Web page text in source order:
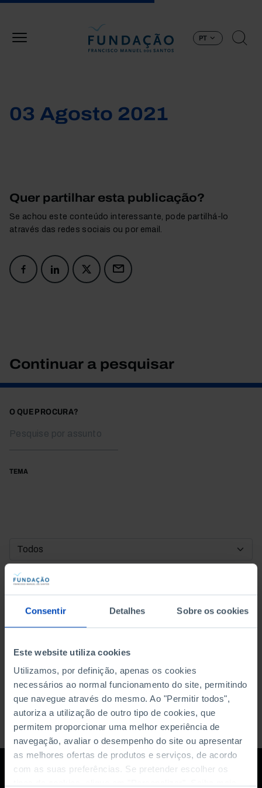
Consentir Detalhes Sobre os cookies
Este website utiliza cookies
Utilizamos, por definição, apenas os cookies
necessários ao normal funcionamento do site, permitindo
que navegue através do mesmo. Ao "Permitir todos",
autoriza a utilização de outro tipo de cookies, que
permitem proporcionar uma melhor experiência de
navegação, avaliar o desempenho do site ou apresentar
as melhores ofertas de produtos e serviços, de acordo
com as suas preferências. Se pretender escolher os
PT
03 Agosto 2021
Quer partilhar esta publicação?
Se achou este conteúdo interessante, pode partilhá-lo
através das redes sociais ou por email.
Continuar a pesquisar
O QUE PROCURA?
TEMA
DATA DE INÍCIO
DATA DE FIM